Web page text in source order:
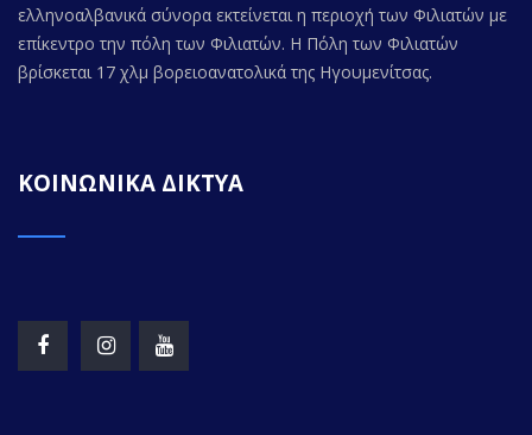
ελληνοαλβανικά σύνορα εκτείνεται η περιοχή των Φιλιατών με
επίκεντρο την πόλη των Φιλιατών. Η Πόλη των Φιλιατών
βρίσκεται 17 χλμ βορειοανατολικά της Ηγουμενίτσας.
ΚΟΙΝΩΝΙΚΑ ΔΙΚΤΥΑ